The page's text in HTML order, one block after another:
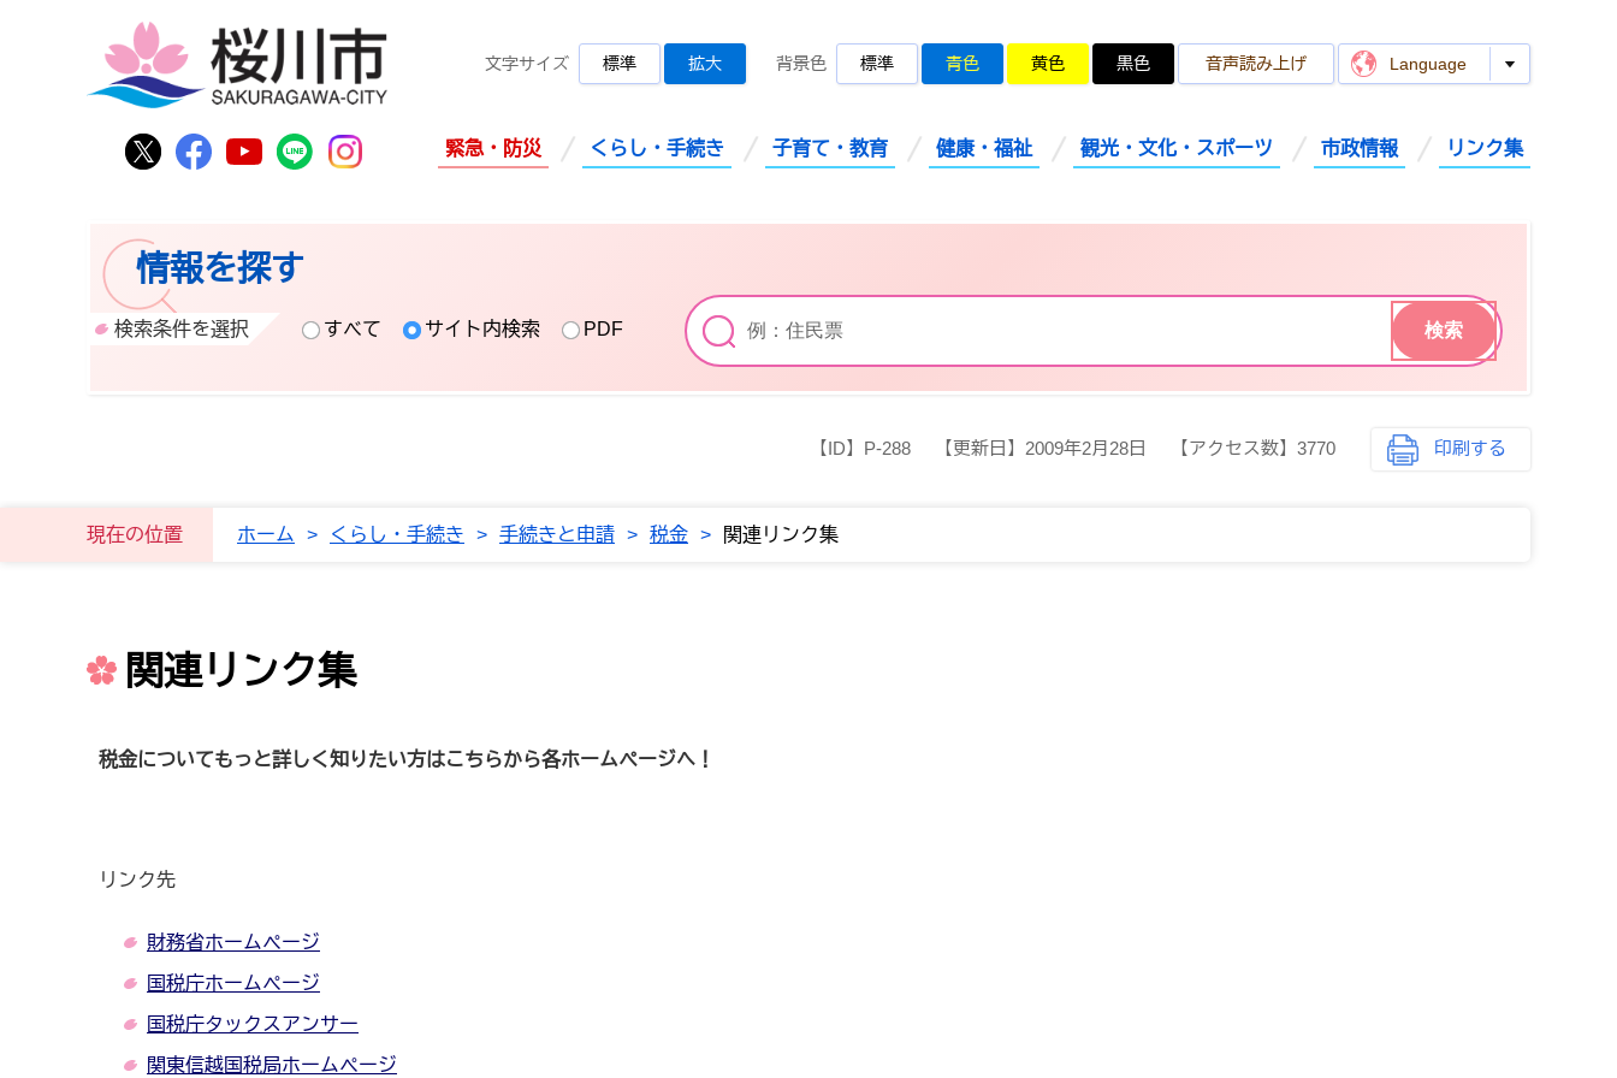
桜川市公式Twitter
桜川市公式Facebook
桜川市公式YouTube
桜川市公式LINE
Instagram
文字サイズ 標準 拡大 背景色 標準 青色 黄色 黒色 音声読み上げ Language
緊急・防災 くらし・手続き 子育て・教育 健康・福祉 観光・文化・スポーツ 市政情報 リンク集
情報を探す
検索条件を選択 すべて サイト内検索 PDF
【ID】 P-288 【更新日】 2009年2月28日 【アクセス数】 3770 印刷する
現在の位置 ホーム > くらし・手続き > 手続きと申請 > 税金 > 関連リンク集
関連リンク集
税金についてもっと詳しく知りたい方はこちらから各ホームページへ！
リンク先
財務省ホームページ
国税庁ホームページ
国税庁タックスアンサー
関東信越国税局ホームページ